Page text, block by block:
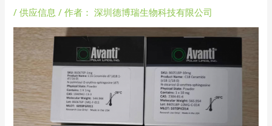
/供应信息 / 作者： 深圳德博瑞生物科技有限公司